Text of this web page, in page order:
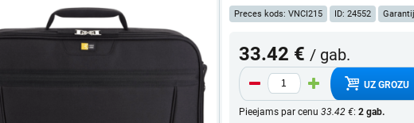
Preces kods: VNCI215 ID: 24552
33.42 € / gab.
UZ GROZU
Pieejams par cenu 33.42 €: 2 gab.